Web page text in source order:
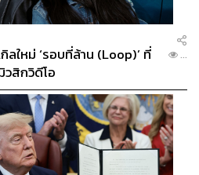
ลใหม่ ‘รอบที่ล้าน (Loop)’ ที่
วสิกวิดีโอ
...